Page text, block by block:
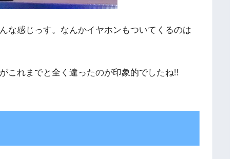
な感じっす。なんかイヤホンもついてくるのは
これまでと全く違ったのが印象的でしたね!!